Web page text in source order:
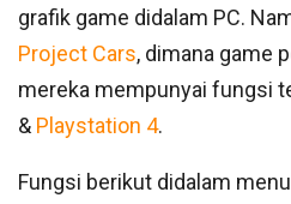
grafik game didalam PC.
Project Cars, dimana game
mereka mempunyai fungsi
& Playstation 4.
Fungsi berikut didalam